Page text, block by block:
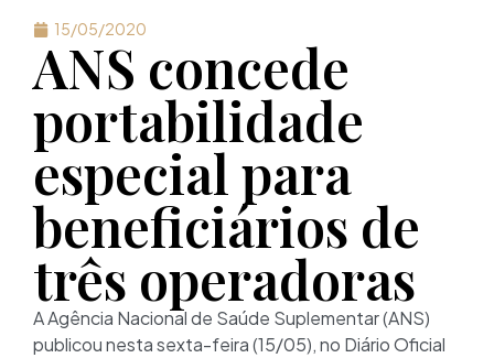
15/05/2020
ANS concede
portabilidade
especial para
beneficiários de
três operadoras
A Agência Nacional de Saúde Suplementar (ANS)
publicou nesta sexta-feira (15/05), no Diário Oficial